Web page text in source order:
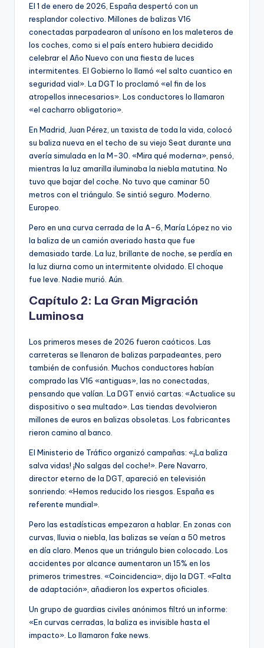
M
D
A
D
El 1 de enero de 2026, España despertó con un
resplandor colectivo. Millones de balizas V16
conectadas parpadearon al unísono en los maleteros de
los coches, como si el país entero hubiera decidido
celebrar el Año Nuevo con una fiesta de luces
intermitentes. El Gobierno lo llamó «el salto cuantico en
seguridad vial». La DGT lo proclamó «el fin de los
atropellos innecesarios». Los conductores lo llamaron
«el cacharro obligatorio».
En Madrid, Juan Pérez, un taxista de toda la vida, colocó
su baliza nueva en el techo de su viejo Seat durante una
avería simulada en la M-30. «Mira qué moderna», pensó,
mientras la luz amarilla iluminaba la niebla matutina. No
tuvo que bajar del coche. No tuvo que caminar 50
metros con el triángulo. Se sintió seguro. Moderno.
Europeo.
Pero en una curva cerrada de la A-6, María López no vio
la baliza de un camión averiado hasta que fue
demasiado tarde. La luz, brillante de noche, se perdía en
la luz diurna como un intermitente olvidado. El choque
fue leve. Nadie murió. Aún.
Capítulo 2: La Gran Migración
Luminosa
Los primeros meses de 2026 fueron caóticos. Las
carreteras se llenaron de balizas parpadeantes, pero
también de confusión. Muchos conductores habían
comprado las V16 «antiguas», las no conectadas,
pensando que valían. La DGT envió cartas: «Actualice su
dispositivo o sea multado». Las tiendas devolvieron
millones de euros en balizas obsoletas. Los fabricantes
rieron camino al banco.
El Ministerio de Tráfico organizó campañas: «¡La baliza
salva vidas! ¡No salgas del coche!». Pere Navarro,
director eterno de la DGT, apareció en televisión
sonriendo: «Hemos reducido los riesgos. España es
referente mundial».
Pero las estadísticas empezaron a hablar. En zonas con
curvas, lluvia o niebla, las balizas se veían a 50 metros
en día claro. Menos que un triángulo bien colocado. Los
accidentes por alcance aumentaron un 15% en los
primeros trimestres. «Coincidencia», dijo la DGT. «Falta
de adaptación», añadieron los expertos oficiales.
Un grupo de guardias civiles anónimos filtró un informe:
«En curvas cerradas, la baliza es invisible hasta el
impacto». Lo llamaron fake news.